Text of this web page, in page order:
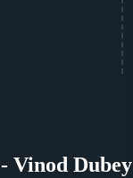
Vinod Dubey